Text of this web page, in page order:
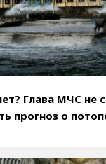
Глава МЧС не
прогноз о